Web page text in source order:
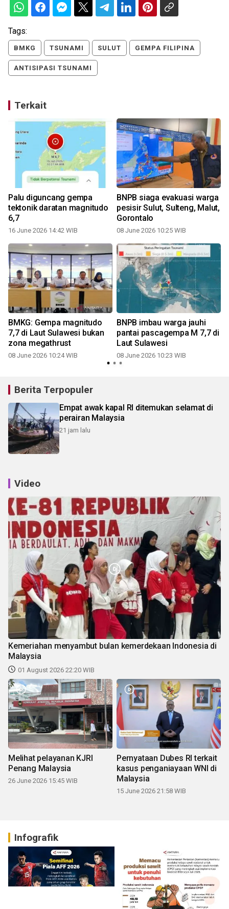
Tags:
BMKG TSUNAMI SULUT GEMPA FILIPINA
ANTISIPASI TSUNAMI
Terkait
Palu diguncang gempa
tektonik daratan magnitudo
6,7
16 June 2026 14:42 WIB
BNPB siaga evakuasi warga
pesisir Sulut, Sulteng, Malut,
Gorontalo
08 June 2026 10:25 WIB
BMKG: Gempa magnitudo
7,7 di Laut Sulawesi bukan
zona megathrust
08 June 2026 10:24 WIB
BNPB imbau warga jauhi
pantai pascagempa M 7,7 di
Laut Sulawesi
08 June 2026 10:23 WIB
Berita Terpopuler
Empat awak kapal RI ditemukan selamat di
perairan Malaysia
21 jam lalu
Video
Kemeriahan menyambut bulan kemerdekaan Indonesia di
Malaysia
01 August 2026 22:20 WIB
Melihat pelayanan KJRI
Penang Malaysia
26 June 2026 15:45 WIB
Pernyataan Dubes RI terkait
kasus penganiayaan WNI di
Malaysia
15 June 2026 21:58 WIB
Infografik